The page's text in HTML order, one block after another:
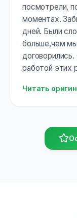
посмотрели,
моментах.
дней. Были
больше,чем мы
работой этих
Читать